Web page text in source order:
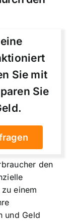
Sie mit
Sie
den
einem
und Geld